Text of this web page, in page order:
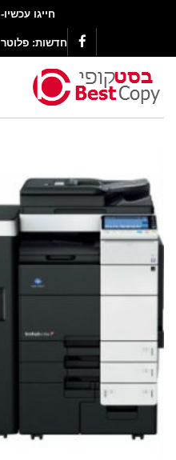
חייגו עכשיו- 077-9977003
Facebook
חדשות: